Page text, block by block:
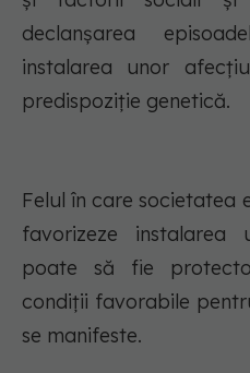
declanșarea
instalarea unor
predispoziție genetică.
Felul în care societatea
favorizeze
poate să fie
condiții favorabile
se manifeste.